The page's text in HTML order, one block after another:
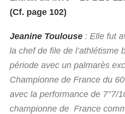
(Cf. page 102)
Jeanine Toulouse : Elle fut
la chef de file de l’athlétisme
période avec un palmarès
Championne de France du
avec la performance de 7’’7/
championne de France